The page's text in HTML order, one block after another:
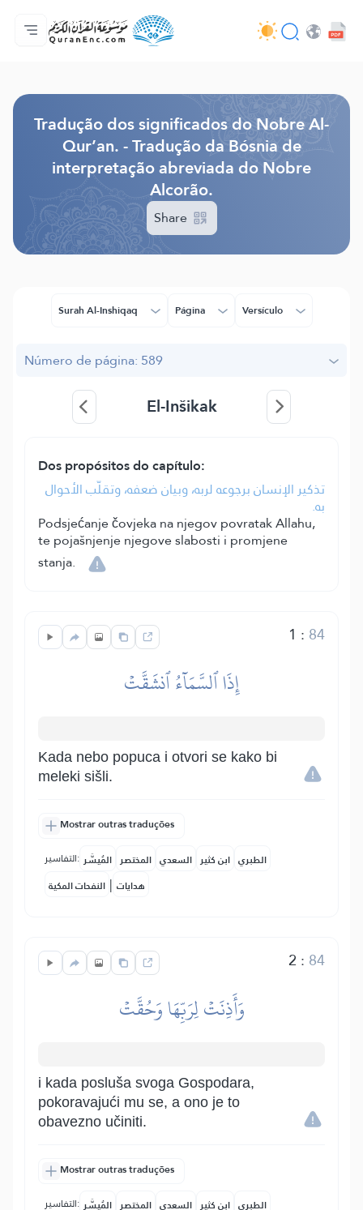
Página inicial
Índice de tradução
Audio
Serviços para desenvolvedores - API
Acerca do projeto
Contacta-nos
Idioma
Tradução dos significados do Nobre Al-
Qur’an. - Tradução da Bósnia de
interpretação abreviada do Nobre
Alcorão.
Share
Surah Al-Inshiqaq Página Versículo
Número de página: 589
El-Inšikak
Dos propósitos do capítulo:
تذكير الإنسان برجوعه لربه، وبيان ضعفه، وتقلّب الأحوال
به.
Podsjećanje čovjeka na njegov povratak Allahu,
te pojašnjenje njegove slabosti i promjene
stanja.
1 : 84
إِذَا ٱلسَّمَآءُ ٱنشَقَّتۡ
Kada nebo popuca i otvori se kako bi
meleki sišli.
Mostrar outras traduções
التفاسير: المُيسَّر المختصر السعدي ابن كثير الطبري
النفحات المكية | هدايات
2 : 84
وَأَذِنَتۡ لِرَبِّهَا وَحُقَّتۡ
i kada posluša svoga Gospodara,
pokoravajući mu se, a ono je to
obavezno učiniti.
Mostrar outras traduções
التفاسير: المُيسَّر المختصر السعدي ابن كثير الطبري